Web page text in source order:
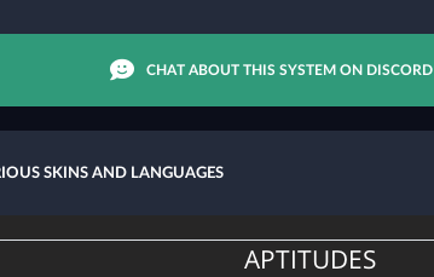
CHAT ABOUT THIS SYSTEM ON DISCORD
SKINS AND LANGUAGES
APTITUDES